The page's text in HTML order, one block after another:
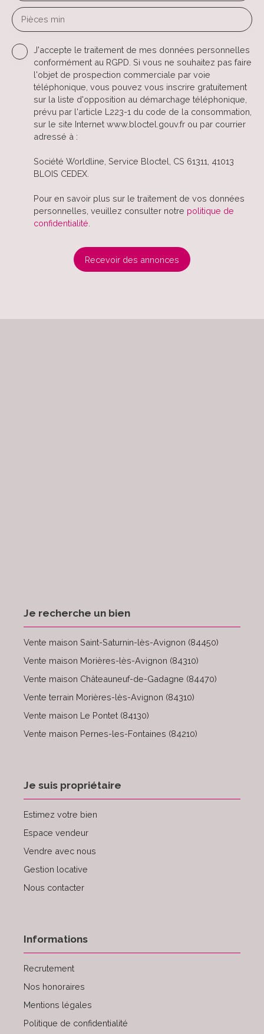
Pièces min
J'accepte le traitement de mes données personnelles
conformément au RGPD. Si vous ne souhaitez pas faire
l'objet de prospection commerciale par voie
téléphonique, vous pouvez vous inscrire gratuitement
sur la liste d'opposition au démarchage téléphonique,
prévu par l'article L223-1 du code de la consommation,
sur le site Internet www.bloctel.gouv.fr ou par courrier
adressé à :
Société Worldline, Service Bloctel, CS 61311, 41013
BLOIS CEDEX.
Pour en savoir plus sur le traitement de vos données
personnelles, veuillez consulter notre politique de
confidentialité
Recevoir des annonces
Je recherche un bien
Vente maison Saint-Saturnin-lès-Avignon (84450)
Vente maison Morières-lès-Avignon (84310)
Vente maison Châteauneuf-de-Gadagne (84470)
Vente terrain Morières-lès-Avignon (84310)
Vente maison Le Pontet (84130)
Vente maison Pernes-les-Fontaines (84210)
Je suis propriétaire
Estimez votre bien
Espace vendeur
Vendre avec nous
Gestion locative
Nous contacter
Informations
Recrutement
Nos honoraires
Mentions légales
Politique de confidentialité